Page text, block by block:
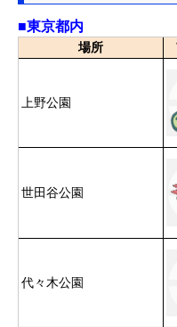
■東京都内
場所
上野公園
世田谷公園
代々木公園